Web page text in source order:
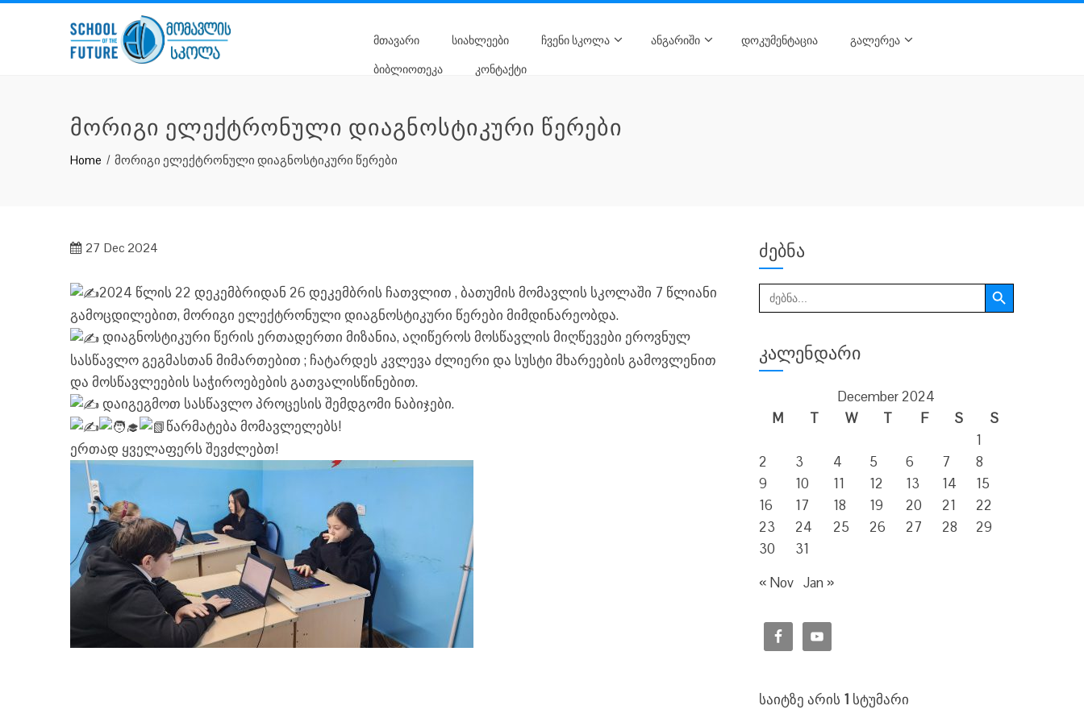
ᲛᲗᲐᲕᲐᲠᲘ ᲡᲘᲐᲮᲚᲔᲔᲑᲘ ᲩᲕᲔᲜᲘ ᲡᲙᲝᲚᲐ ᲐᲜᲒᲐᲠᲘᲨᲘ ᲓᲝᲙᲣᲛᲔᲜᲢᲐᲪᲘᲐ
ᲒᲐᲚᲔᲠᲔᲐ
ᲑᲘᲑᲚᲘᲝᲗᲔᲙᲐ
ᲙᲝᲜᲢᲐᲥᲢᲘ
ᲛᲝᲠᲘᲒᲘ ᲔᲚᲔᲥᲢᲠᲝᲜᲣᲚᲘ ᲓᲘᲐᲒᲜᲝᲡᲢᲘᲙᲣᲠᲘ ᲬᲔᲠᲔᲑᲘ
Home მორიგი ელექტრონული დიაგნოსტიკური წერები
27 Dec 2024
2024 წლის 22 დეკემბრიდან 26 დეკემბრის ჩათვლით , ბათუმის მომავლის სკოლაში 7 წლიანი
გამოცდილებით, მორიგი ელექტრონული დიაგნოსტიკური წერები მიმდინარეობდა.
დიაგნოსტიკური წერის ერთადერთი მიზანია, აღიწეროს მოსწავლის მიღწევები ეროვნულ
სასწავლო გეგმასთან მიმართებით ; ჩატარდეს კვლევა ძლიერი და სუსტი მხარეების გამოვლენით
და მოსწავლეების საჭიროებების გათვალისწინებით.
დაიგეგმოთ სასწავლო პროცესის შემდგომი ნაბიჯები.
წარმატება მომავლელებს!
ერთად ყველაფერს შევძლებთ!
ძებნა
კალენდარი
December 2024
M
T W T F S
S
1
2
3 4 5 6 7
8
9
10 11 12 13 14
15
16
17 18 19 20 21
22
23
24 25 26 27 28
29
30
31
« Nov Jan »
საიტზე არის 1 სტუმარი